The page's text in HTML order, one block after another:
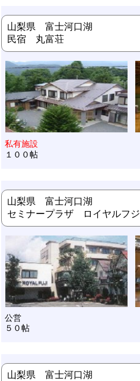
山梨県 富士河口湖
民宿 丸富荘
私有施設
１００帖
山梨県 富士河口湖
セミナープラザ ロイヤルフジ
公営
５０帖
山梨県 富士河口湖